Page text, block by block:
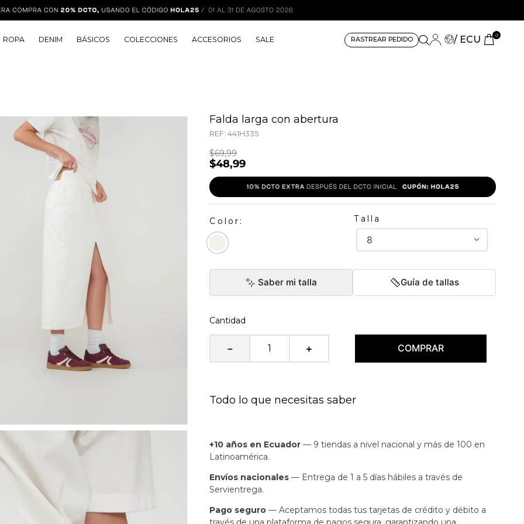
ROPA DENIM BÁSICOS COLECCIONES ACCESORIOS SALE RASTREAR PEDIDO / ECU 0
Falda larga con abertura
REF:441H335
$69,99
$48,99
Talla
8
Saber mi talla Guía de tallas
Cantidad
＋
－ COMPRAR
Todo lo que necesitas saber
+10 años en Ecuador — 9 tiendas a nivel nacional y más de 100 en
Latinoamérica.
Envíos nacionales — Entrega de 1 a 5 días hábiles a través de
Servientrega.
Pago seguro — Aceptamos todas tus tarjetas de crédito y débito a